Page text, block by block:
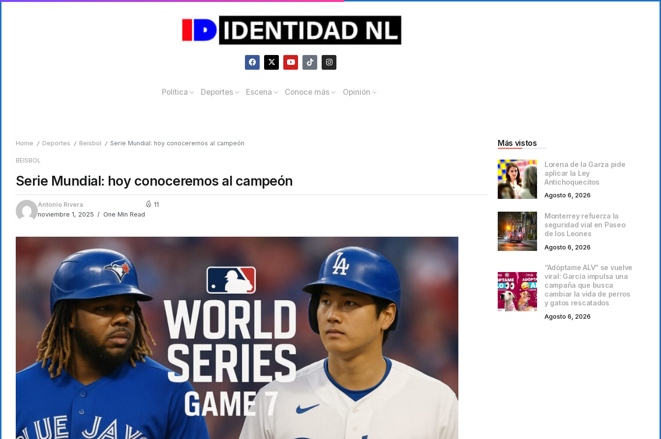
Política Deportes Escena Conoce más Opinión
Home / Deportes / Beisbol / Serie Mundial: hoy conoceremos al campeón
BEISBOL
Serie Mundial: hoy conoceremos al campeón
Antonio Rivera
noviembre 1, 2025
One Min Read
11
Más vistos
Lorena de la Garza pide
aplicar la Ley
Antichoquecitos
Agosto 6, 2026
Monterrey refuerza la
seguridad vial en Paseo
de los Leones
Agosto 6, 2026
“Adóptame ALV” se vuelve
viral: García impulsa una
campaña que busca
cambiar la vida de perros
y gatos rescatados
Agosto 6, 2026